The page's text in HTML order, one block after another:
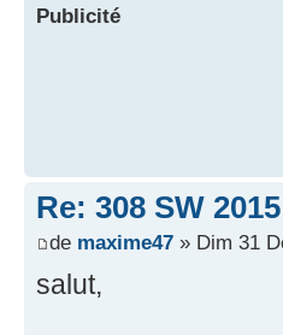
Publicité
Re: 308 SW
de maxime47 » Dim 31
salut,